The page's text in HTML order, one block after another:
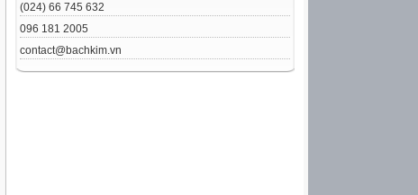
(024) 66 745 632
096 181 2005
contact@bachkim.vn